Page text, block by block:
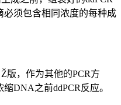
必须包含相同浓度的每种成
版，作为其他的PCR方
DNA之前ddPCR反应。